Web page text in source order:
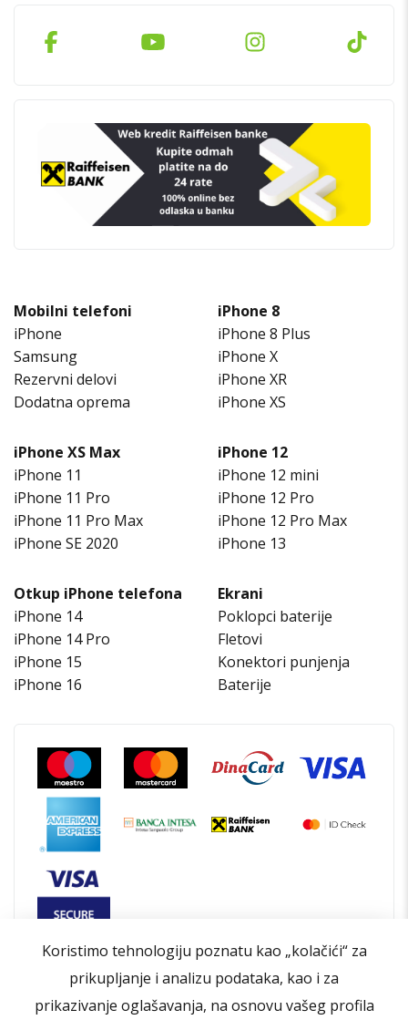
Mobilni telefoni
iPhone
Samsung
Rezervni delovi
Dodatna oprema
iPhone 8
iPhone 8 Plus
iPhone X
iPhone XR
iPhone XS
iPhone XS Max
iPhone 11
iPhone 11 Pro
iPhone 11 Pro Max
iPhone SE 2020
iPhone 12
iPhone 12 mini
iPhone 12 Pro
iPhone 12 Pro Max
iPhone 13
Otkup iPhone telefona
iPhone 14
iPhone 14 Pro
iPhone 15
iPhone 16
Ekrani
Poklopci baterije
Fletovi
Konektori punjenja
Baterije
Koristimo tehnologiju poznatu kao „kolačići“ za
prikupljanje i analizu podataka, kao i za
prikazivanje oglašavanja, na osnovu vašeg profila